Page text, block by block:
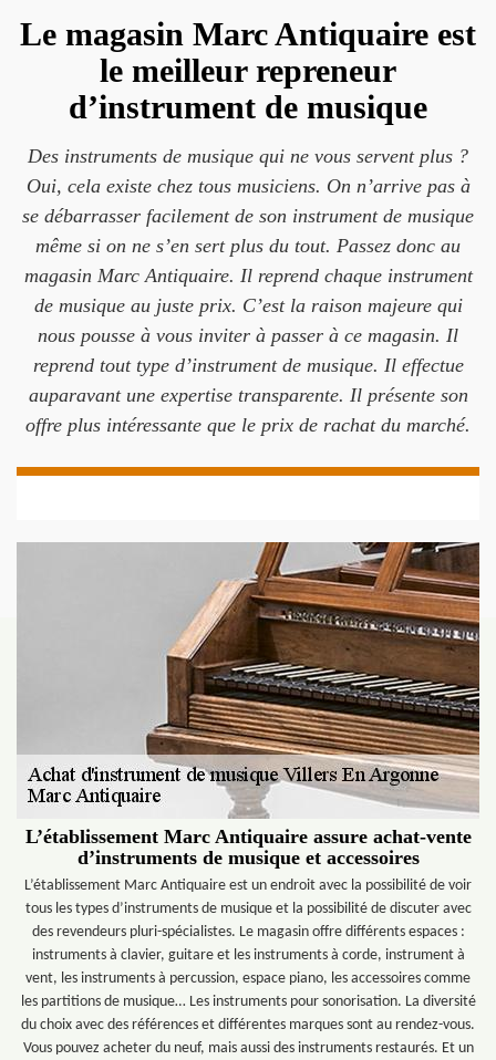
Le magasin Marc Antiquaire est
le meilleur repreneur
d’instrument de musique
Des instruments de musique qui ne vous servent plus ?
Oui, cela existe chez tous musiciens. On n’arrive pas à
se débarrasser facilement de son instrument de musique
même si on ne s’en sert plus du tout. Passez donc au
magasin Marc Antiquaire. Il reprend chaque instrument
de musique au juste prix. C’est la raison majeure qui
nous pousse à vous inviter à passer à ce magasin. Il
reprend tout type d’instrument de musique. Il effectue
auparavant une expertise transparente. Il présente son
offre plus intéressante que le prix de rachat du marché.
L’établissement Marc Antiquaire assure achat-vente
d’instruments de musique et accessoires
L’établissement Marc Antiquaire est un endroit avec la possibilité de voir
tous les types d’instruments de musique et la possibilité de discuter avec
des revendeurs pluri-spécialistes. Le magasin offre différents espaces :
instruments à clavier, guitare et les instruments à corde, instrument à
vent, les instruments à percussion, espace piano, les accessoires comme
les partitions de musique… Les instruments pour sonorisation. La diversité
du choix avec des références et différentes marques sont au rendez-vous.
Vous pouvez acheter du neuf, mais aussi des instruments restaurés. Et un